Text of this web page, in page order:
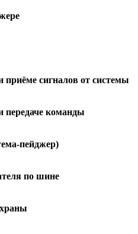
приёме сигналов от системы
передаче команды
пейджер)
по шине